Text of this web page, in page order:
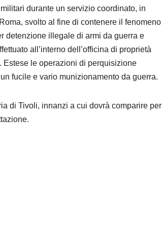
durante un servizio coordinato, in
svolto al fine di contenere il fenomeno
detenzione illegale di armi da guerra e
all’interno dell’officina di proprietà
Estese le operazioni di perquisizione
fucile e vario munizionamento da guerra.
di Tivoli, innanzi a cui dovrà comparire per